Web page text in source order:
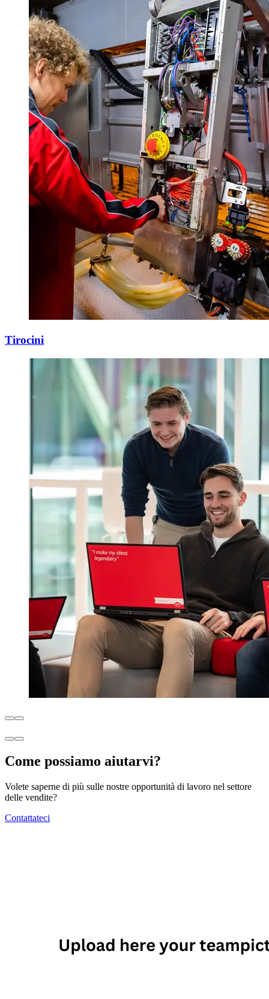
Tirocini
Come possiamo aiutarvi?
Volete saperne di più sulle nostre opportunità di lavoro nel settore
delle vendite?
Contattateci